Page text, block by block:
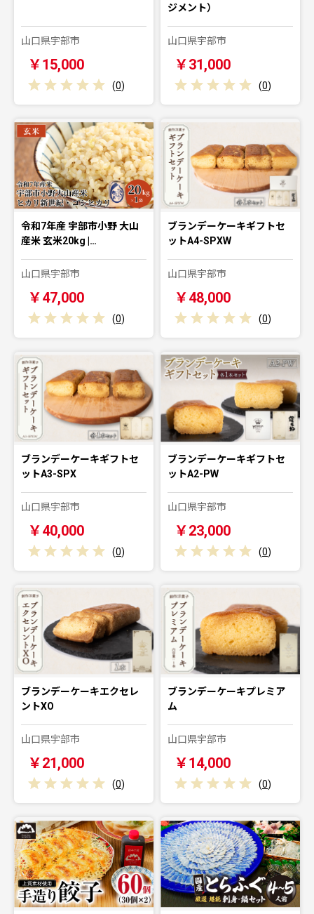
山口県宇部市
￥15,000
(0)
ジメント）
山口県宇部市
￥31,000
(0)
令和7年産 宇部市小野 大山
産米 玄米20kg |…
山口県宇部市
￥47,000
(0)
ブランデーケーキギフトセ
ットA4-SPXW
山口県宇部市
￥48,000
(0)
ブランデーケーキギフトセ
ットA3-SPX
山口県宇部市
￥40,000
(0)
ブランデーケーキギフトセ
ットA2-PW
山口県宇部市
￥23,000
(0)
ブランデーケーキエクセレ
ントXO
山口県宇部市
￥21,000
(0)
ブランデーケーキプレミア
ム
山口県宇部市
￥14,000
(0)